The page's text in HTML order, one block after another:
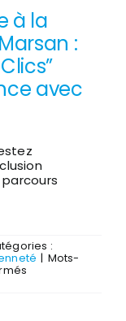
à la
:
avec
:
| Mots-